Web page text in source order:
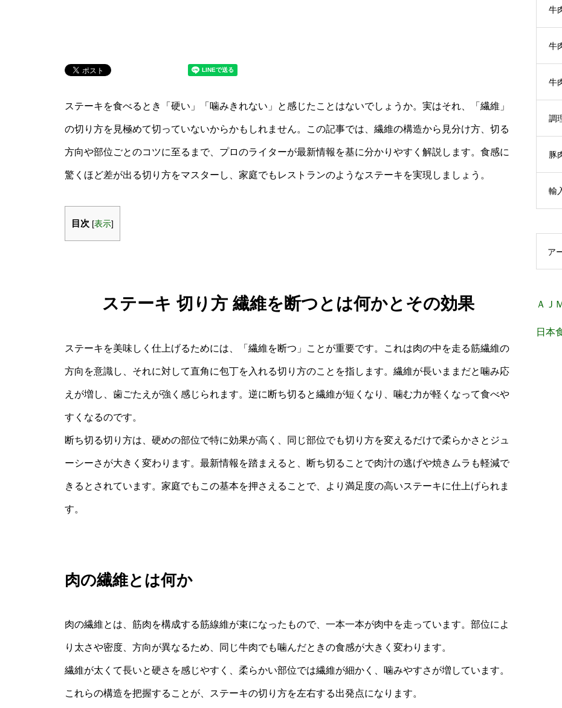
ステーキを食べるとき「硬い」「噛みきれない」と感じたことはないでしょうか。実はそれ、「繊維」
の切り方を見極めて切っていないからかもしれません。この記事では、繊維の構造から見分け方、切る
方向や部位ごとのコツに至るまで、プロのライターが最新情報を基に分かりやすく解説します。食感に
驚くほど差が出る切り方をマスターし、家庭でもレストランのようなステーキを実現しましょう。
目次 [表示]
ステーキ 切り方 繊維を断つとは何かとその効果
ステーキを美味しく仕上げるためには、「繊維を断つ」ことが重要です。これは肉の中を走る筋繊維の
方向を意識し、それに対して直角に包丁を入れる切り方のことを指します。繊維が長いままだと噛み応
えが増し、歯ごたえが強く感じられます。逆に断ち切ると繊維が短くなり、噛む力が軽くなって食べや
すくなるのです。
断ち切る切り方は、硬めの部位で特に効果が高く、同じ部位でも切り方を変えるだけで柔らかさとジュ
ーシーさが大きく変わります。最新情報を踏まえると、断ち切ることで肉汁の逃げや焼きムラも軽減で
きるとされています。家庭でもこの基本を押さえることで、より満足度の高いステーキに仕上げられま
す。
肉の繊維とは何か
肉の繊維とは、筋肉を構成する筋線維が束になったもので、一本一本が肉中を走っています。部位によ
り太さや密度、方向が異なるため、同じ牛肉でも噛んだときの食感が大きく変わります。
繊維が太くて長いと硬さを感じやすく、柔らかい部位では繊維が細かく、噛みやすさが増しています。
これらの構造を把握することが、ステーキの切り方を左右する出発点になります。
牛
牛
牛
調
豚
輸
ア
ＡＪ
日本